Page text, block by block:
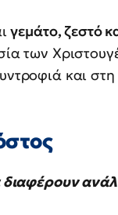
γεμάτο, ζεστό
των
και στη
διαφέρουν